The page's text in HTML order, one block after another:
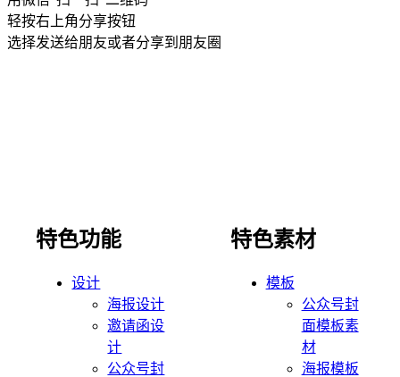
轻按右上角分享按钮
选择发送给朋友或者分享到朋友圈
特色功能
设计
海报设计
邀请函设
计
公众号封
特色素材
模板
公众号封
面模板素
材
海报模板